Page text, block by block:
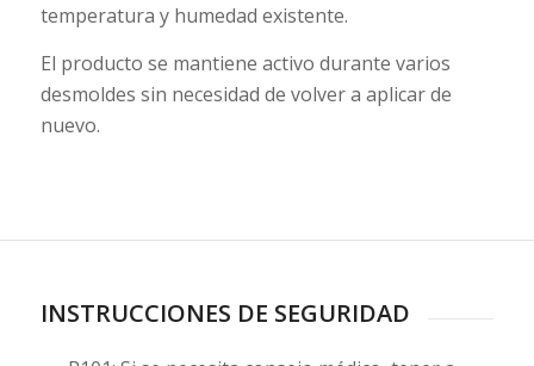
temperatura y humedad existente.
El producto se mantiene activo durante varios
desmoldes sin necesidad de volver a aplicar de
nuevo.
INSTRUCCIONES DE SEGURIDAD